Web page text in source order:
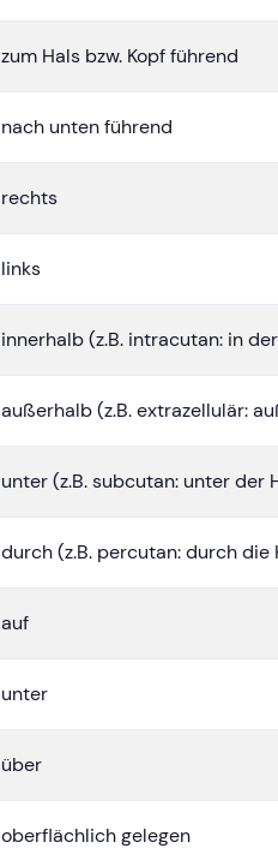
zum Hals bzw. Kopf führend
nach unten führend
rechts
links
innerhalb (z.B. intracutan: in
außerhalb (z.B. extrazellulär:
unter (z.B. subcutan: unter der
durch (z.B. percutan: durch die
auf
unter
über
oberflächlich gelegen